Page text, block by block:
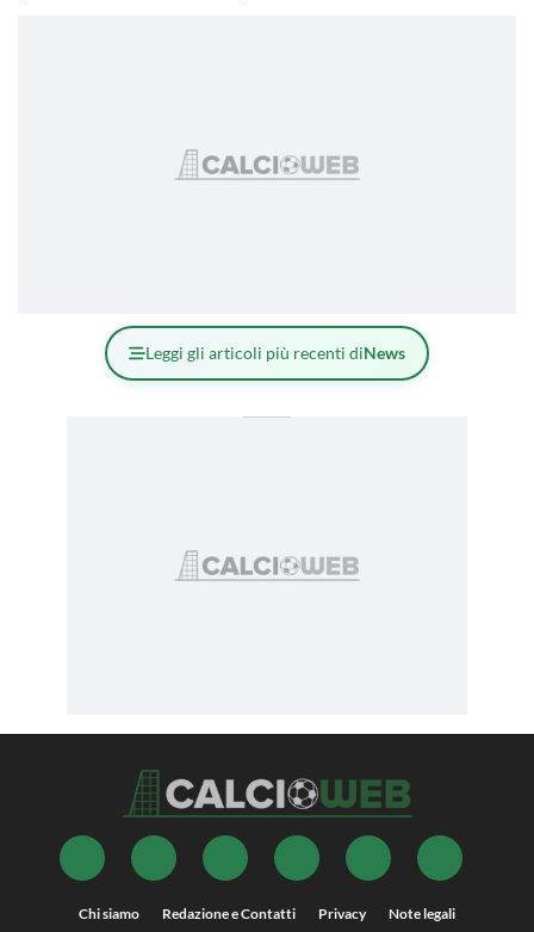
Leggi gli articoli più recenti diNews
Chi siamo Redazione e Contatti Privacy Note legali